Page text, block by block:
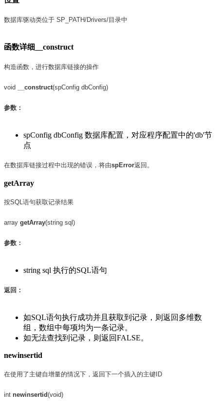
数据库驱动类位于 SP_PATH/Drivers/目录中
函数详细 __construct
构造函数，进行数据库链接的操作
void __construct(spConfig dbConfig)
参数：
spConfig dbConfig 数据库配置，对应程序配置中的'db'节
点
在数据库链接过程中出现的错误，将由spError返回。
getArray
按SQL语句获取记录结果
array getArray(string sql)
参数：
string sql 执行的SQL语句
返回：
如SQL语句执行成功并且获取到记录，则返回多维数
组，数组中每项均为一条记录。
如无法查找到记录，则返回FALSE。
newinsertid
在使用了主键自增量的情况下，返回下一个插入的主键ID
int newinsertid(void)